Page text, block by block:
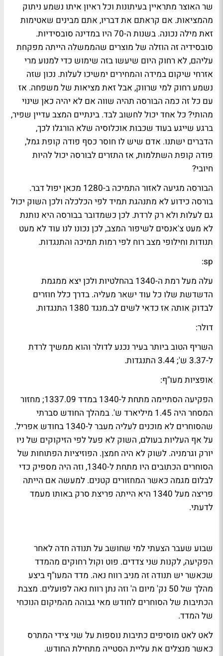
שר האוצר מתראיין בעיתונות וכל ראיון איתו נשמע ניתוק
מהמציאות. אם קראתם את דבריו, אתם מבינים שאטימות
זאת מילה נכונה. בשנות ה-70 היו במדינה סובסידיות.
סובסידיה זה הוזלה של מוצרים שהממשלה הייתה מפקחת
עליהם, לא רחוק היום שיעשו בזה שימוש כדי למנוע מרי
אזרחי שיקום במידה והמחירים ימשיכו לעלות. נכון שזה
נשמע רחוק למי שרווק, אבל זאת מציאות של משפחה. אז
עם כל זה כמה הבורסה תהיה שווה אם לא יהיה כאן שינוי
מהותי? כל אחד יכול לחשוב לבד. בינתיים המצב עדיין שפיר,
ברגע שייגע בעוד שכבות אוכלוסיה שלא הורגלו לכך,
הדברים ישתנו. אדם שיש לו חוסר כסף פודה קופת גמל,
פודה קופת השתלמות, אז התזרים לבורסה יכול להיות
חיובי?
הבורסה מגיעה לאזור התמיכה ב-1280 מכאן יפול דבר.
בורסה כידוע לא מתנהגת תמיד לפי הכלכלה ולכן השוק יכול
גם לעלות ולא רק לרדת. לכן כשמדובר בבורסה היא נותנת
לא מעט צ'אנסים לשיפור המצב, לכן נכונו לנו עוד לא מעט
תנודות וחילופי מצב רוח לפי רמות תמיכה והתנגדות.
sp:
עלה מעל רמת ה-1340 בהחלטיות ולכן יצא ממגמת
הדשדשת שלו כל עוד ישאר מעליה. בדרך כלל חוזרים
לבדוק אותה אז כדאי לשים לב.מנגד 1380 התנגדות.
דולר:
השריף הטוב ביותר בעיר נכנע לדולר והוא ממשיך לרדת
ל-3.37 ש'; 3.44 התנגדות.
אופציות מעו"ף:
הפקיעה הסתיימה מתחת ל-1340 במדד 1337.09; מחזור
המסחר היה 1.45 מיליארד ש'. במהלך החודש סברתי
שהסוחרים לא מוכנים לעליה מעבר ל-1340 בחודש אפריל.
על אף העליות בעולם, השוק לא פעל לפי הזיקוקים של ניו
יורק וגרמניה. לשוק לא היה חמצן. הפוזיציות הפתוחות של
הסוחרים הכתובים היו מתחת ל-1340, וזה היה מספיק כדי
לבלום מגמה כאשר המחזורים קטנים. למעשה אם הייתה
פריצה מעל 1340 היא הייתה פריצת סרק באותו מעמד
לדעתי.
שבוע שעבר הצעתי למי שחושב על תנודה חדה לאחר
הפקיעה, לקנות שני צדדים. פוט וקול רחוקים מהמדד
שכאשר יש תנודה זה מניב רווח נאה. מדד המעו"ף ביצע
מהלך של 50 נק' מיום ה' וזה נתן רווח נאה לפועלים. מצבת
הכתיבות של הסוחרים לחודש מאי גבוהה מהמיקום הנוכחי
של המדד.
לאט לאט מוסיפים כתיבות נוספות על שני צידי המתרס
כאשר מנצלים את עליית הסטייה מתחילת החודש.